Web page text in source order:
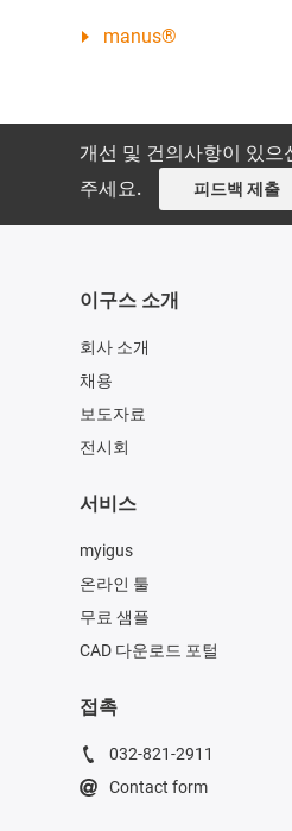
manus®
개선 및 건의사항이 있으
주세요.
피드백 제출
이구스 소개
회사 소개
채용
보도자료
전시회
서비스
myigus
온라인 툴
무료 샘플
CAD 다운로드 포털
접촉
032-821-2911
Contact form